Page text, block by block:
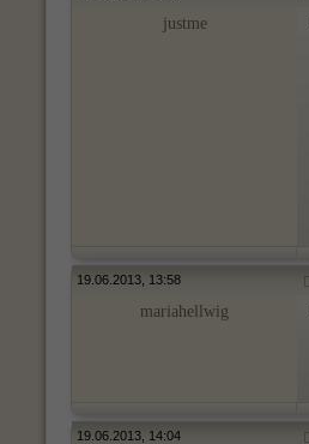
justme
19.06.2013, 13:58
mariahellwig
19.06.2013, 14:04